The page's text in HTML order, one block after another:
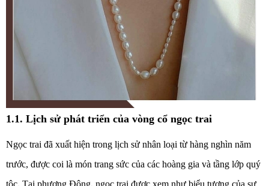
1.1. Lịch sử phát triển của vòng cổ ngọc trai
Ngọc trai đã xuất hiện trong lịch sử nhân loại từ hàng nghìn năm
trước, được coi là món trang sức của các hoàng gia và tầng lớp quý
tộc. Tại phương Đông, ngọc trai được xem như biểu tượng của sự